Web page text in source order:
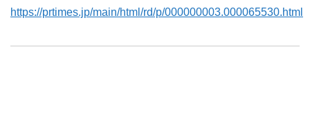
https://prtimes.jp/main/html/rd/p/000000003.000065530.html